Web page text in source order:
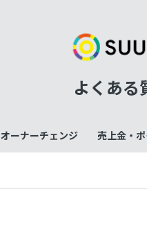
よくある
オーナーチェンジ 売上金・